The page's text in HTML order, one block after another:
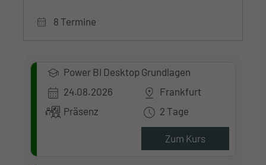
8 Termine
Power BI Desktop Grundlagen
24.08.2026
Frankfurt
Präsenz
2 Tage
Zum Kurs